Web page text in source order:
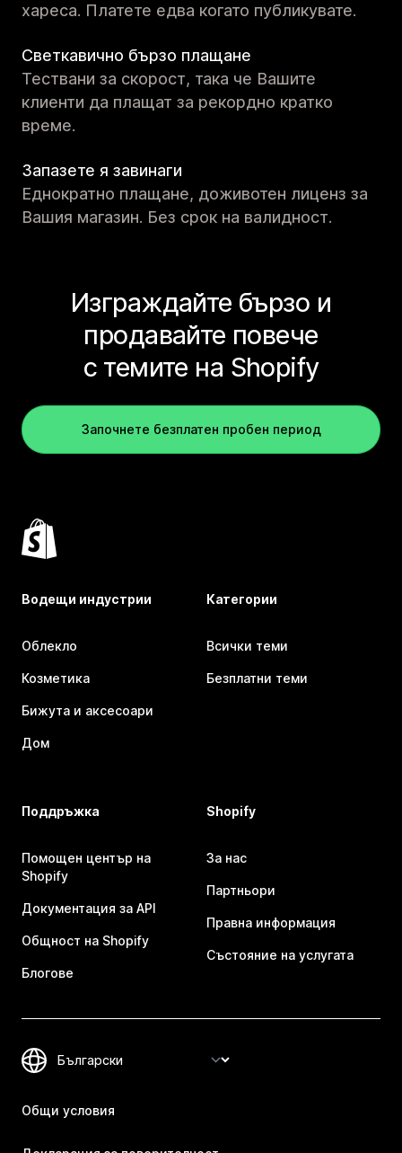
хареса. Платете едва когато публикувате.
Светкавично бързо плащане
Тествани за скорост, така че Вашите
клиенти да плащат за рекордно кратко
време.
Запазете я завинаги
Еднократно плащане, доживотен лиценз за
Вашия магазин. Без срок на валидност.
Изграждайте бързо и
продавайте повече
с темите на Shopify
Започнете безплатен пробен период
Водещи индустрии
Облекло
Козметика
Бижута и аксесоари
Дом
Категории
Всички теми
Безплатни теми
Поддръжка
Помощен център на
Shopify
Документация за API
Общност на Shopify
Блогове
Shopify
За нас
Партньори
Правна информация
Състояние на услугата
Общи условия